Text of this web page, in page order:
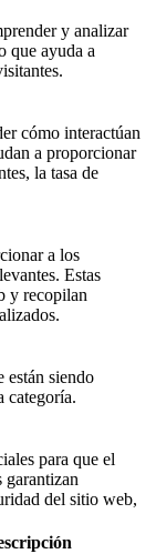
y analizar
que ayuda a
cómo interactúan
a proporcionar
la tasa de
a los
Estas
y recopilan
están siendo
categoría.
para que el
garantizan
del sitio web,